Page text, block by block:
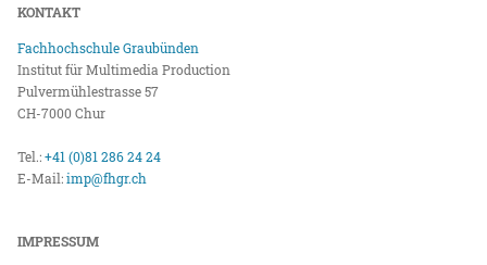
KONTAKT
Fachhochschule Graubünden
Institut für Multimedia Production
Pulvermühlestrasse 57
CH-7000 Chur
Tel.:+41 (0)81 286 24 24
E-Mail:imp@fhgr.ch
IMPRESSUM